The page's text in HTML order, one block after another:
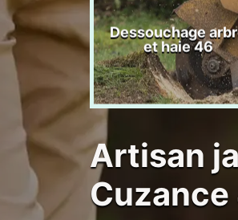
élagage
46
Dessouchage
et haie 46
Artisan